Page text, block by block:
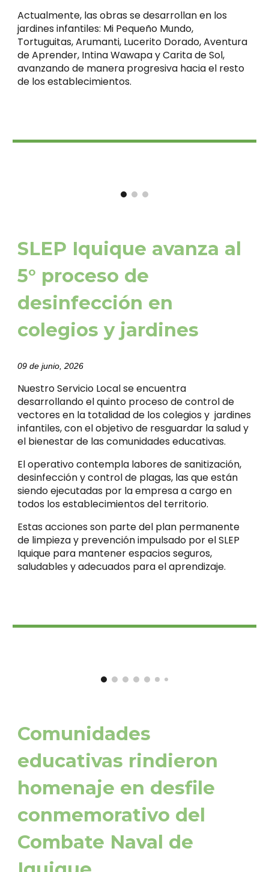
Actualmente, las obras se desarrollan en los
jardines infantiles: Mi Pequeño Mundo,
Tortuguitas, Arumanti, Lucerito Dorado, Aventura
de Aprender, Intina Wawapa y Carita de Sol,
avanzando de manera progresiva hacia el resto
de los establecimientos.
SLEP Iquique avanza al
5° proceso de
desinfección en
colegios y jardines
09 de junio, 2026
Nuestro Servicio Local se encuentra
desarrollando el quinto proceso de control de
vectores en la totalidad de los colegios y jardines
infantiles, con el objetivo de resguardar la salud y
el bienestar de las comunidades educativas.
El operativo contempla labores de sanitización,
desinfección y control de plagas, las que están
siendo ejecutadas por la empresa a cargo en
todos los establecimientos del territorio.
Estas acciones son parte del plan permanente
de limpieza y prevención impulsado por el SLEP
Iquique para mantener espacios seguros,
saludables y adecuados para el aprendizaje.
Comunidades
educativas rindieron
homenaje en desfile
conmemorativo del
Combate Naval de